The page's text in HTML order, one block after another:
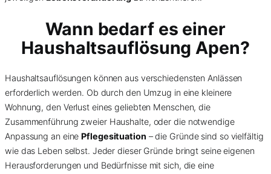
Wann bedarf es einer
Haushaltsauflösung Apen?
Haushaltsauflösungen können aus verschiedensten Anlässen
erforderlich werden. Ob durch den Umzug in eine kleinere
Wohnung, den Verlust eines geliebten Menschen, die
Zusammenführung zweier Haushalte, oder die notwendige
Anpassung an einePflegesituation – die Gründe sind so vielfältig
wie das Leben selbst. Jeder dieser Gründe bringt seine eigenen
Herausforderungen und Bedürfnisse mit sich, die eine